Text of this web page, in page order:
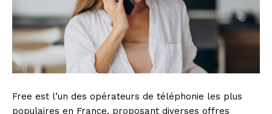
Free est l’un des opérateurs de téléphonie les plus
populaires en France, proposant diverses offres